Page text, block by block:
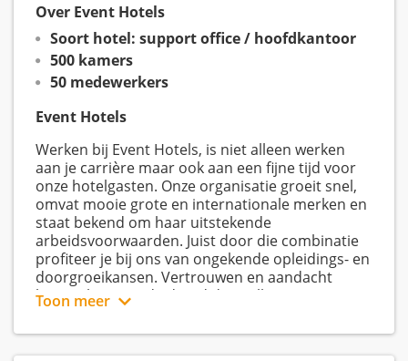
Over Event Hotels
Soort hotel: support office / hoofdkantoor
500 kamers
50 medewerkers
Event Hotels
Werken bij Event Hotels, is niet alleen werken
aan je carrière maar ook aan een fijne tijd voor
onze hotelgasten. Onze organisatie groeit snel,
omvat mooie grote en internationale merken en
staat bekend om haar uitstekende
arbeidsvoorwaarden. Juist door die combinatie
profiteer je bij ons van ongekende opleidings- en
doorgroeikansen. Vertrouwen en aandacht
lopen als een rode draad door alles wat we
doen. Voor onze medewerkers, voor onze gasten
en voor ons hotel. Ons motto is dan ook
‘’Shaping the future of hotels and hospitality’’.
Toon meer